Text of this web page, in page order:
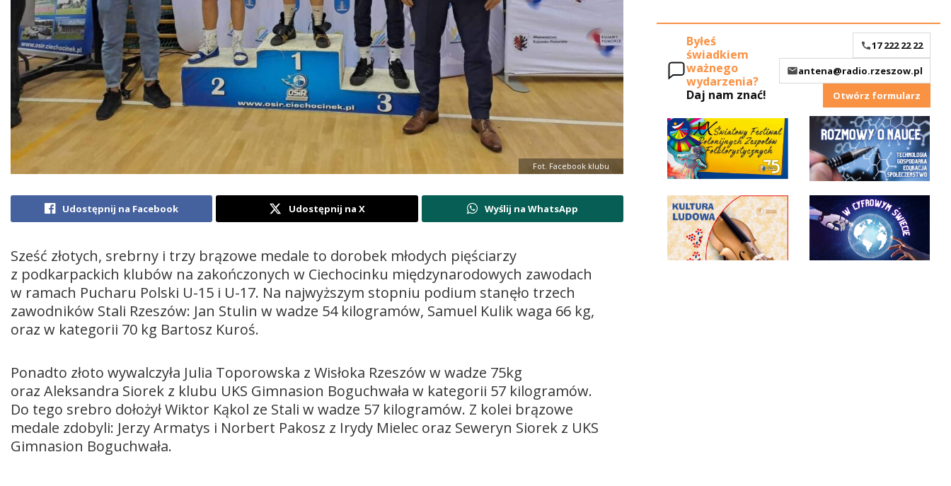
Fot. Facebook klubu
Udostępnij na Facebook Udostępnij na X Wyślij na WhatsApp
Sześć złotych, srebrny i trzy brązowe medale to dorobek młodych pięściarzy
z podkarpackich klubów na zakończonych w Ciechocinku międzynarodowych zawodach
w ramach Pucharu Polski U-15 i U-17. Na najwyższym stopniu podium stanęło trzech
zawodników Stali Rzeszów: Jan Stulin w wadze 54 kilogramów, Samuel Kulik waga 66 kg,
oraz w kategorii 70 kg Bartosz Kuroś.
Ponadto złoto wywalczyła Julia Toporowska z Wisłoka Rzeszów w wadze 75kg
oraz Aleksandra Siorek z klubu UKS Gimnasion Boguchwała w kategorii 57 kilogramów.
Do tego srebro dołożył Wiktor Kąkol ze Stali w wadze 57 kilogramów. Z kolei brązowe
medale zdobyli: Jerzy Armatys i Norbert Pakosz z Irydy Mielec oraz Seweryn Siorek z UKS
Gimnasion Boguchwała.
Byłeś
świadkiem
ważnego
wydarzenia?
Daj nam znać!
17 222 22 22
antena@radio.rzeszow.pl
Otwórz formularz